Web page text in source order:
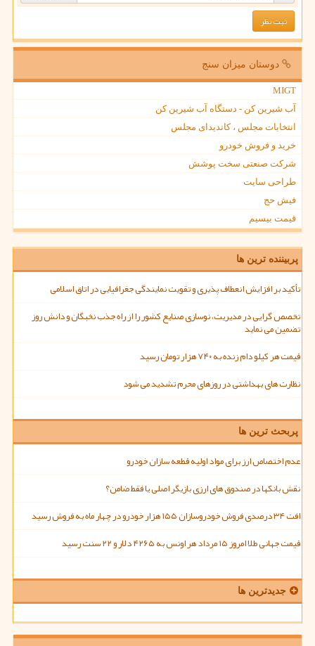
دوستان میزان سنج
MIGT
آب شیرین کن - دستگاه آب شیرین کن
انتخابات مجلس ، کاندیدای مجلس
خرید و فروش خودرو
شرکت صنعتی سخت پوشش
طراحی سایت
فیش حج
قیمت بیسیم
پربیننده ترین ها
تأکید بر افزایش انعطاف پذیری و تقویت نمایندگی جغرافیایی در اتاق اسلامی
تخصص گرایی در مدیریت، نوسازی صنایع کشور را از راه جذب نخبگان و دانش روز
تضمین می نماید
قیمت هر کیلو دام زنده به ۷۴۰ هزار تومان رسید
نظارت های بهداشتی در روزهای محرم تشدید می شود
پربحث ترین ها
عدم اختصاص ارز برای مواد اولیه قطعه سازان خودرو
نقش بانکها در صندوق های ارزی بازیگر اصلی یا فقط ضامن؟
افت ۳۴ درصدی فروش خودروسازان ۱۵۵ هزار خودرو در چهار ماه به فروش رسید
قیمت جهانی طلا امروز ۱۵ مرداد هر اونس به ۴۲۶۵ دلار و ۲۲ سنت رسید
جدیدترین ها